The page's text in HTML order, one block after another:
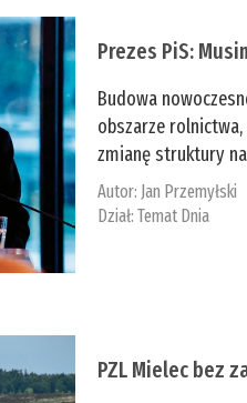
Prezes PiS:
Budowa
obszarze
zmianę struktury
Autor: Jan Przemyłski
Dział:Temat Dnia
PZL Mielec bez